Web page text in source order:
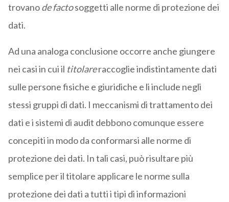
trovanode factosoggetti alle norme di protezione dei
dati.
Ad una analoga conclusione occorre anche giungere
nei casi in cui il titolareraccoglie indistintamente dati
sulle persone fisiche e giuridiche e li include negli
stessi gruppi di dati. I meccanismi di trattamento dei
dati e i sistemi di audit debbono comunque essere
concepiti in modo da conformarsi alle norme di
protezione dei dati. In tali casi, può risultare più
semplice per il titolare applicare le norme sulla
protezione dei dati a tutti i tipi di informazioni